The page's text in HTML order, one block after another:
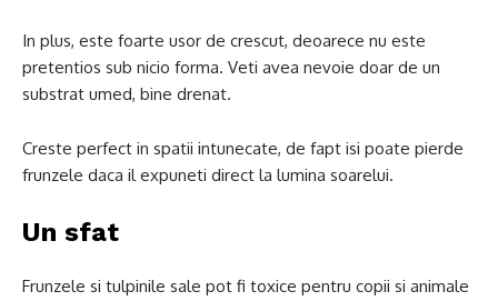
In plus, este foarte usor de crescut, deoarece nu este
pretentios sub nicio forma. Veti avea nevoie doar de un
substrat umed, bine drenat.
Creste perfect in spatii intunecate, de fapt isi poate pierde
frunzele daca il expuneti direct la lumina soarelui.
Un sfat
Frunzele si tulpinile sale pot fi toxice pentru copii si animale